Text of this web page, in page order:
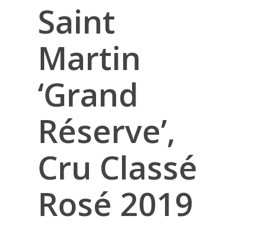
Saint
Martin
‘Grand
Réserve’,
Cru Classé
Rosé 2019